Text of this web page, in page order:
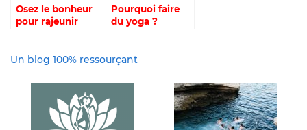
Osez le bonheur
pour rajeunir
Pourquoi faire
du yoga ?
Un blog 100% ressourçant